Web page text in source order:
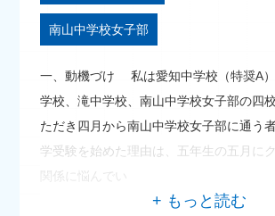
南山中学校女子部
一、動機づけ 私は愛知中学校（特奨A
学校、滝中学校、南山中学校女子部の四
ただき四月から南山中学校女子部に通う
学受験を始めた理由は、五年生の五月に
関係に悩んでい